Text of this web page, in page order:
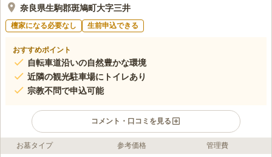
奈良県生駒郡斑鳩町大字三井
檀家になる必要なし 生前申込できる
おすすめポイント
自転車道沿いの自然豊かな環境
近隣の観光駐車場にトイレあり
宗教不問で申込可能
コメント・口コミを見る
ライフドット編集部のコメント
お墓タイプ 参考価格 管理費